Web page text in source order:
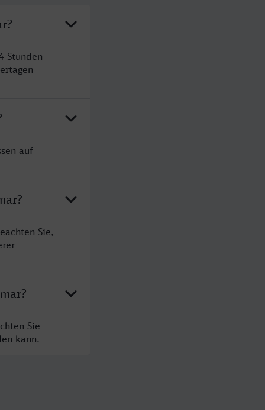
Stunden
auf
Sie,
Sie
kann.